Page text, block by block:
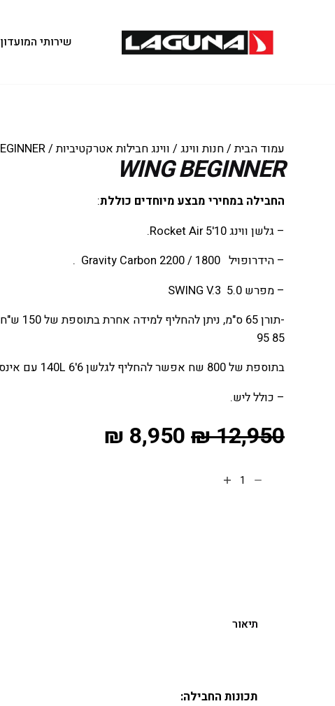
שירותי המועדון
עמוד הבית/חנות ווינג/ ווינג חבילות אטרקטיביות/ WING BEGINNER
WING BEGINNER
החבילה במחירי מבצע מיוחדים כוללת:
– גלשן ווינג 10'5 Rocket Air.
– הידרופויל 1800 / Gravity Carbon 2200 .
– מפרש 0.SWING V.3 5
85 95
בתוספת של 800 שח אפשר להחליף לגלשן 6'6 140L עם אינסרטים
– כולל ליש.
₪12,950
₪ 8,950
תיאור
תכונות החבילה: